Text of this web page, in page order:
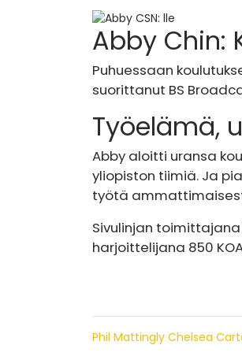
Abby Chin:
Puhuessaan
suorittanut BS
Työelämä,
Abby aloitti uransa
yliopiston tiimiä. Ja
työtä
Sivulinjan toimittajana
harjoittelijana 850
Phil Mattingly Chelsea